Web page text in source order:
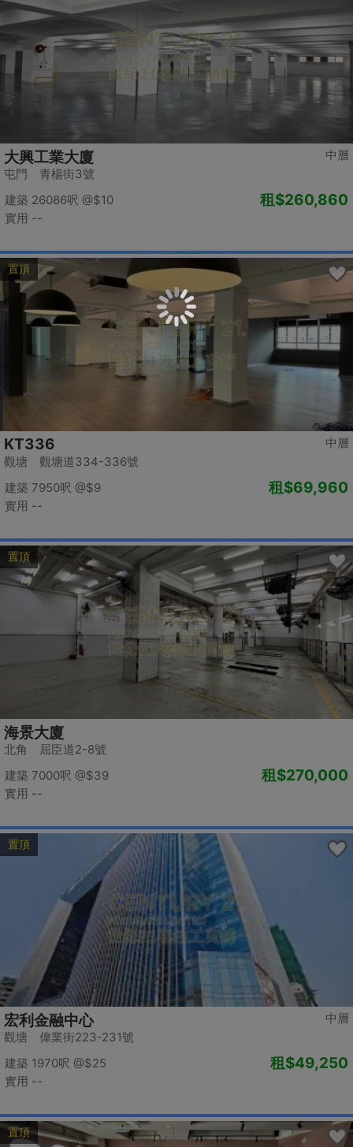
中層
大興工業大廈
屯門 青楊街3號
建築 26086呎 @$10
實用 --
租$260,860
置頂
中層
KT336
觀塘 觀塘道334-336號
建築 7950呎 @$9
實用 --
租$69,960
置頂
海景大廈
北角 屈臣道2-8號
建築 7000呎 @$39
實用 --
租$270,000
置頂
中層
宏利金融中心
觀塘 偉業街223-231號
建築 1970呎 @$25
實用 --
租$49,250
置頂